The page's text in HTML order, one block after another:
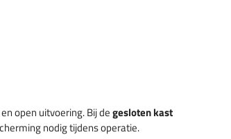
open uitvoering. Bij degesloten kast
nodig tijdens operatie.